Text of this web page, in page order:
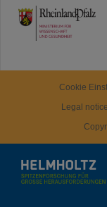
TMWWDG
Cookie
Legal notice